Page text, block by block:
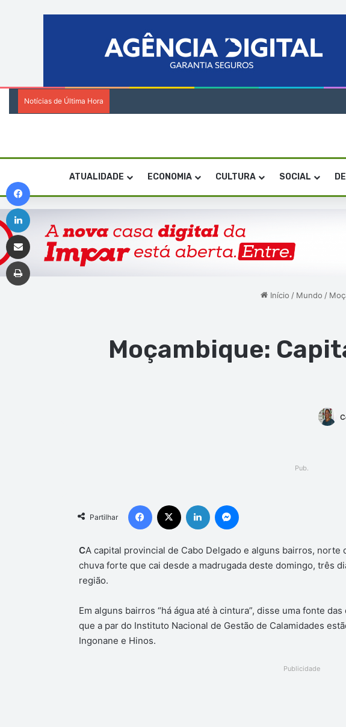
Notícias de Última Hora
ATUALIDADE ECONOMIA CULTURA SOCIAL
Início / Mundo /
Moçambique:
Pub.
Partilhar
Facebook Linkedin
CA capital provincial de Cabo Delgado e alguns bairros, norte
chuva forte que cai desde a madrugada deste domingo, três
região.
Em alguns bairros “há água até à cintura”, disse uma fonte
que a par do Instituto Nacional de Gestão de Calamidades
Ingonane e Hinos.
Publicidade
Linkedin
Imprimir